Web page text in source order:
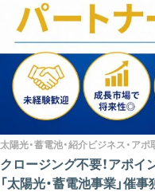
太陽光・蓄電池・紹介ビジネス・アポ
クロージング不要！アポイ
「太陽光・蓄電池事業」催